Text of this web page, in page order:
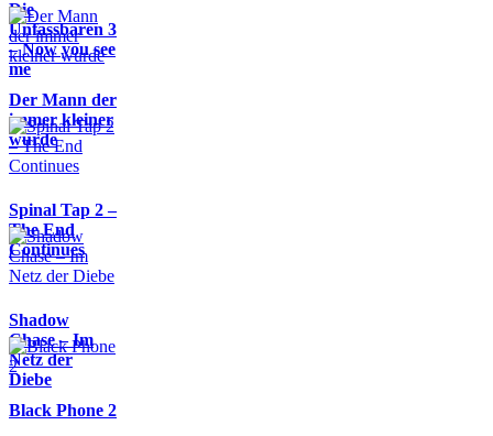
Die
Unfassbaren 3
– Now you see
me
Der Mann der
immer kleiner
wurde
Spinal Tap 2 –
The End
Continues
Shadow
Chase – Im
Netz der
Diebe
Black Phone 2